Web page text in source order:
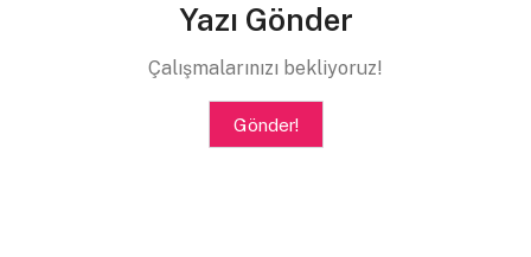
kaçarız bu şehrin ışıklarından
bahane olur gürültüler.
bitse bile bu şehrin gürültüsü
Yazı Gönder
Çalışmalarınızı bekliyoruz!
Gönder!